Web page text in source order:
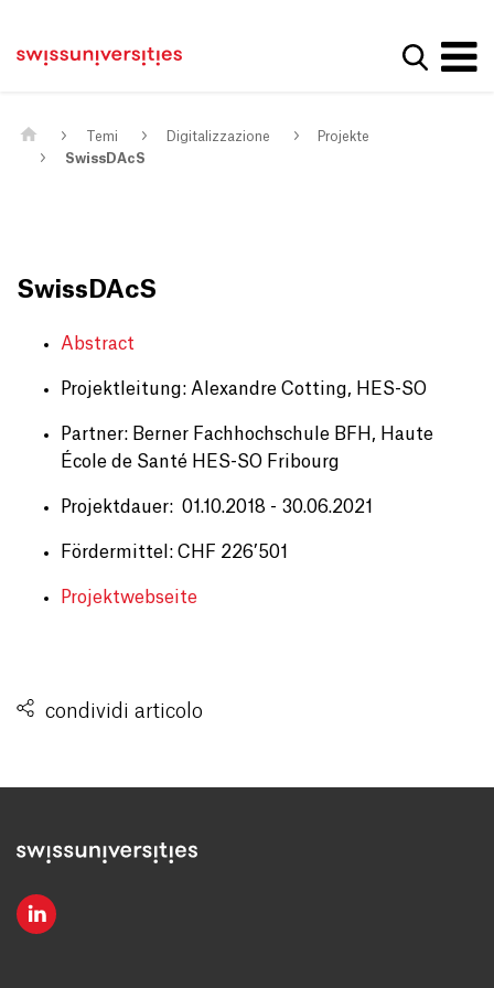
Navigazione principale
Contenuto
Meta Navigation
Mostra
Temi Digitalizzazione
Projekte
SwissDAcS
SwissDAcS
Abstract
Projektleitung: Alexandre Cotting, HES-SO
Partner: Berner Fachhochschule BFH, Haute
École de Santé HES-SO Fribourg
Projektdauer: 01.10.2018 - 30.06.2021
Fördermittel: CHF 226’501
Projektwebseite
condividi articolo